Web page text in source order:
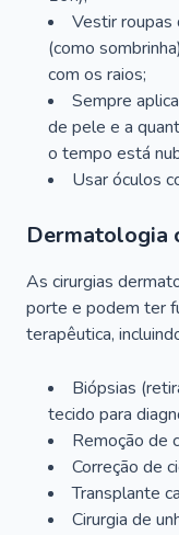
Vestir roupas
(como
com os raios;
Sempre
de pele e a
o tempo está
Usar óculos
Dermatologia
As cirurgias
porte e podem ter
terapêutica,
Biópsias
tecido para
Remoção de
Correção de
Transplante
Cirurgia de